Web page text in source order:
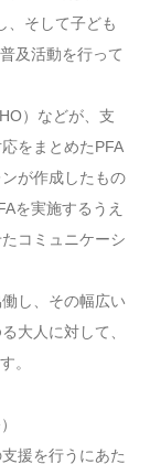
、そして子ども
及活動を行って
）などが、支
をまとめたPFA
が作成したもの
を実施するうえ
コミュニケーシ
し、その幅広い
大人に対して、
。
援を行うにあた